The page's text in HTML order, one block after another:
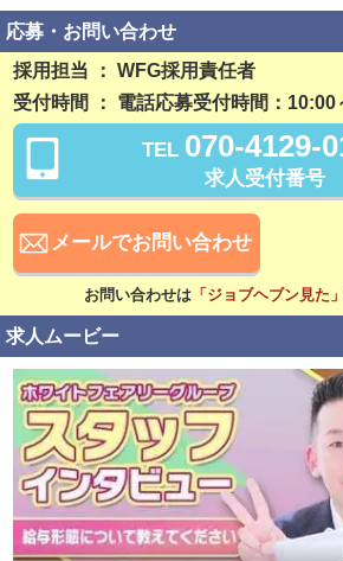
社員登用制度あり
勤務開始日相談可
稼ぎ方
日払い可
待遇
社会保険完備
寮・社宅あり
こだわり
未経験可
シニア歓迎
女性活躍中
学歴不問
応募・お問い合わせ
採用担当 ： WFG採用責任者
受付時間 ： 電話応募受付時間：10:00
TEL 070-4129-
求人受付番号
メールでお問い合わせ
お問い合わせは 「ジョブヘブン見た」
求人ムービー